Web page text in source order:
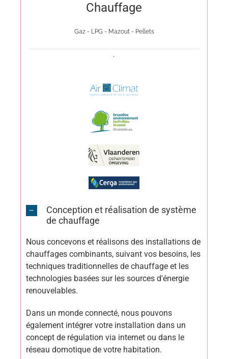
Chauffage
Gaz - LPG - Mazout - Pellets
.
Conception et réalisation de système
de chauffage
Nous concevons et réalisons des installations de
chauffages combinants, suivant vos besoins, les
techniques traditionnelles de chauffage et les
technologies basées sur les sources d'énergie
renouvelables.
Dans un monde connecté, nous pouvons
également intégrer votre installation dans un
concept de régulation via internet ou dans le
réseau domotique de votre habitation.